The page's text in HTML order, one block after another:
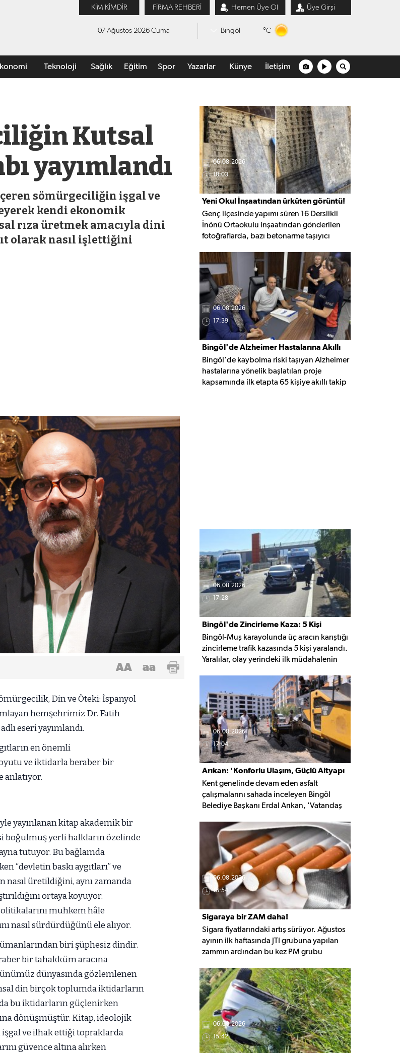
KİM KİMDİR FİRMA REHBERİ Hemen Üye Ol Üye Girşi
07 Ağustos 2026 Cuma Bingöl °C
Teknoloji Sağlık Eğitim Spor Yazarlar Künye İletişim
Kutsal
yayımlandı
sömürgeciliğin işgal ve
kendi ekonomik
rıza üretmek amacıyla dini
olarak nasıl işlettiğini
AA aa
Din ve Öteki: İspanyol
hemşehrimiz Dr. Fatih
eseri yayımlandı.
en önemli
ve iktidarla beraber bir
yayınlanan kitap akademik bir
boğulmuş yerli halkların özelinde
tutuyor. Bu bağlamda
“devletin baskı aygıtları” ve
nasıl üretildiğini, aynı zamanda
ortaya koyuyor.
muhkem hâle
nasıl sürdürdüğünü ele alıyor.
biri şüphesiz dindir.
bir tahakküm aracına
dünyasında gözlemlenen
din birçok toplumda iktidarların
bu iktidarların güçlenirken
dönüşmüştür. Kitap, ideolojik
ve ilhak ettiği topraklarda
güvence altına alırken
06.08.2026
18:03
Yeni Okul İnşaatından ürküten görüntü!
Genç ilçesinde yapımı süren 16 Derslikli
İnönü Ortaokulu inşaatından gönderilen
fotoğraflarda, bazı betonarme taşıyıcı
donatı demirleri görülüyor. Görüntüler,
yapı kalitesine ilişkin soru işaretleri
oluştururken, yetkili kurumların teknik
inceleme yapması çağrısı yapıldı.
06.08.2026
17:39
Bingöl'de Alzheimer Hastalarına Akıllı
Takip Desteği
Bingöl'de kaybolma riski taşıyan Alzheimer
hastalarına yönelik başlatılan proje
kapsamında ilk etapta 65 kişiye akıllı takip
06.08.2026
17:28
Bingöl'de Zincirleme Kaza: 5 Kişi
Yaralandı
Bingöl-Muş karayolunda üç aracın karıştığı
zincirleme trafik kazasında 5 kişi yaralandı.
Yaralılar, olay yerindeki ilk müdahalenin
06.08.2026
17:04
Arıkan: 'Konforlu Ulaşım, Güçlü Altyapı
İçin Çalışıyoruz'
Kent genelinde devam eden asfalt
çalışmalarını sahada inceleyen Bingöl
Belediye Başkanı Erdal Arıkan, 'Vatandaş
hayatına kattığı konforu hatırlar' diyerek,
ulaşım yatırımlarında kalıcı ve güvenli
çözümleri öncelediklerini söyledi. Arıkan,
bu sezon yaklaşık 40 bin ton asfalt serimi
gerçekleştirileceğini belirtti.
06.08.2026
16:54
Sigaraya bir ZAM daha!
Sigara fiyatlarındaki artış sürüyor. Ağustos
ayının ilk haftasında JTI grubuna yapılan
zammın ardından bu kez PM grubu
gruptaki en ucuz sigara 120 TL, en pahalı
sigara ise 140 TL'ye yükseldi.
06.08.2026
15:42